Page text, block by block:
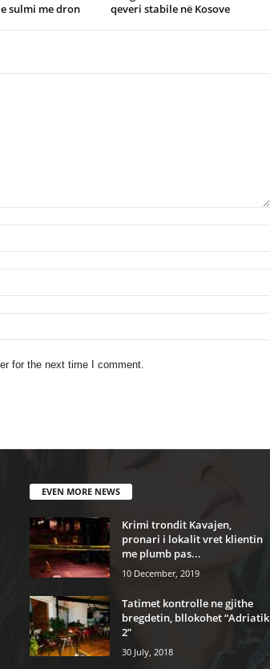
sulmi me dron
qeveri stabile në Kosove
for the next time I comment.
EVEN MORE NEWS
Krimi trondit Kavajen,
pronari i lokalit vret klientin
me plumb pas...
10 December, 2019
Tatimet kontrolle ne gjithe
bregdetin, bllokohet “Adriatik
2”
30 July, 2018